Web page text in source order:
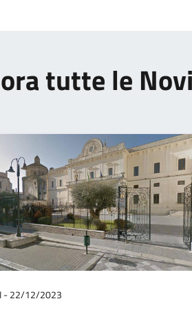
tutte le
- 22/12/2023